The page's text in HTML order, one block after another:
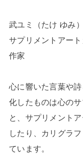
武ユミ（たけ ゆみ）
サプリメントアー
作家
心に響いた言葉や
化したものは心の
と、サプリメント
したり、カリグラ
ています。